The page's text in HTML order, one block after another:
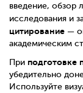
введение, обзор
исследования и
цитирование —
академическим
При подготовке
убедительно
Используйте